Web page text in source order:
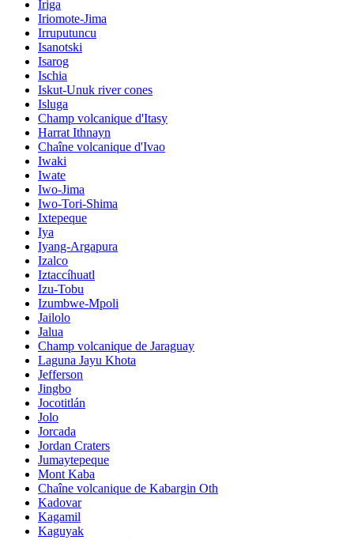
Iriga
Iriomote-Jima
Irruputuncu
Isanotski
Isarog
Ischia
Iskut-Unuk river cones
Isluga
Champ volcanique d'Itasy
Harrat Ithnayn
Chaîne volcanique d'Ivao
Iwaki
Iwate
Iwo-Jima
Iwo-Tori-Shima
Ixtepeque
Iya
Iyang-Argapura
Izalco
Iztaccíhuatl
Izu-Tobu
Izumbwe-Mpoli
Jailolo
Jalua
Champ volcanique de Jaraguay
Laguna Jayu Khota
Jefferson
Jingbo
Jocotitlán
Jolo
Jorcada
Jordan Craters
Jumaytepeque
Mont Kaba
Chaîne volcanique de Kabargin Oth
Kadovar
Kagamil
Kaguyak